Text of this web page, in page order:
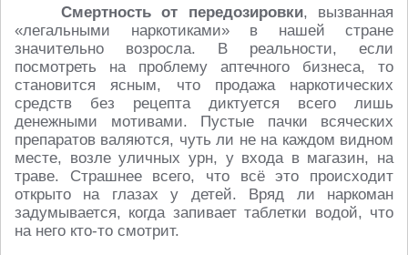
Смертность от передозировки, вызванная
«легальными наркотиками» в нашей стране
значительно возросла. В реальности, если
посмотреть на проблему аптечного бизнеса, то
становится ясным, что продажа наркотических
средств без рецепта диктуется всего лишь
денежными мотивами. Пустые пачки всяческих
препаратов валяются, чуть ли не на каждом видном
месте, возле уличных урн, у входа в магазин, на
траве. Страшнее всего, что всё это происходит
открыто на глазах у детей. Вряд ли наркоман
задумывается, когда запивает таблетки водой, что
на него кто-то смотрит.